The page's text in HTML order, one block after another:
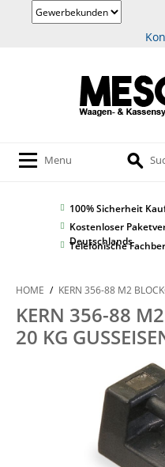
Menu
100% Sicherheit
Kostenloser
Deutschlands
Telefonische
HOME / KERN 356-88 M2
KERN 356-88
20 KG